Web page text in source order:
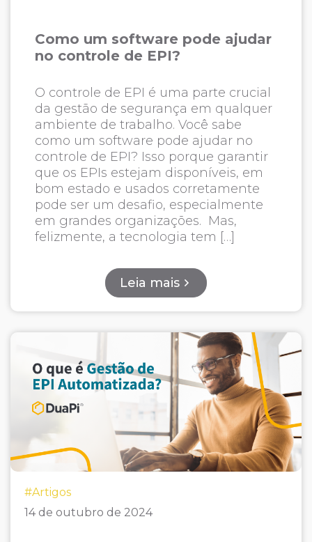
Como um software pode ajudar
no controle de EPI?
O controle de EPI é uma parte crucial
da gestão de segurança em qualquer
ambiente de trabalho. Você sabe
como um software pode ajudar no
controle de EPI? Isso porque garantir
que os EPIs estejam disponíveis, em
bom estado e usados corretamente
pode ser um desafio, especialmente
em grandes organizações. Mas,
felizmente, a tecnologia tem […]
Leia mais
#Artigos
14 de outubro de 2024